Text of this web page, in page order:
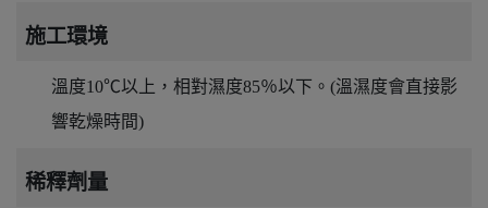
施工環境
溫度10℃以上，相對濕度85％以下。(溫濕度會直接影
響乾燥時間)
稀釋劑量